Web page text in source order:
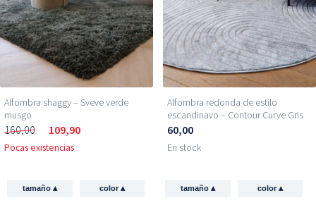
Alfombra shaggy – Sveve verde
musgo
160,00 109,90
Pocas existencias
tamaño ▴ color▴
Alfombra redonda de estilo
escandinavo – Contour Curve Gris
60,00
En stock
tamaño ▴ color▴